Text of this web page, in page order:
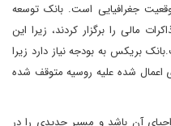
جغرافیایی است. بانک توسعه
مالی را برگزار کردند، زیرا این
بریکس به بودجه نیاز دارد زیرا
اعمال شده علیه روسیه متوقف شده
آن باشد و مسیر جدیدی را در